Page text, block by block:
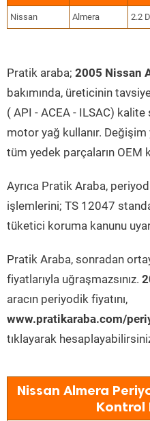
Nissan Almera 2.2
Pratik araba; 2005 Nissan
bakımında, üreticinin
( API - ACEA - ILSAC)
motor yağ kullanır.
tüm yedek parçaların OEM
Ayrıca Pratik Araba,
işlemlerini; TS 12047
tüketici koruma kanunu
Pratik Araba, sonradan
fiyatlarıyla uğraşmazsınız.
aracın periyodik fiyatını,
www.pratikaraba.com/
tıklayarak
Nissan Almera
Kontrol